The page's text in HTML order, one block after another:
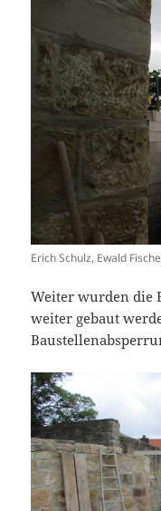
Erich Schulz, Ewald
Weiter wurden die
weiter gebaut